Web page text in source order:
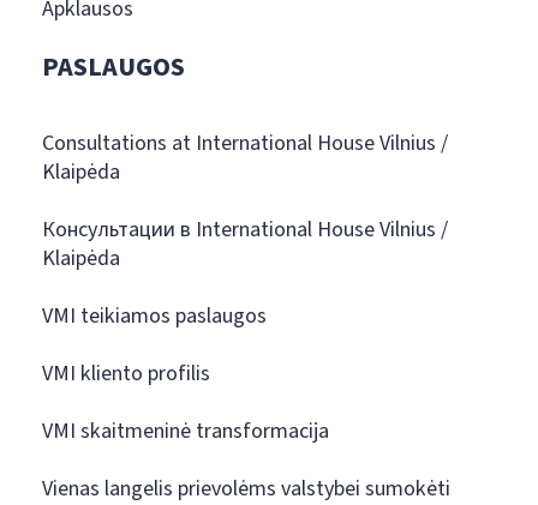
Apklausos
PASLAUGOS
Consultations at International House Vilnius /
Klaipėda
Консультации в International House Vilnius /
Klaipėda
VMI teikiamos paslaugos
VMI kliento profilis
VMI skaitmeninė transformacija
Vienas langelis prievolėms valstybei sumokėti